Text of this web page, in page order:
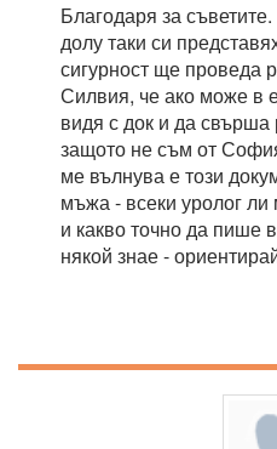
Благодаря за
долу таки си
сигурност ще проведа
Силвия, че ако може в
видя с док и да свърша
защото не съм от
ме вълнува е този
мъжа - всеки уролог
и какво точно да пише
някой знае -